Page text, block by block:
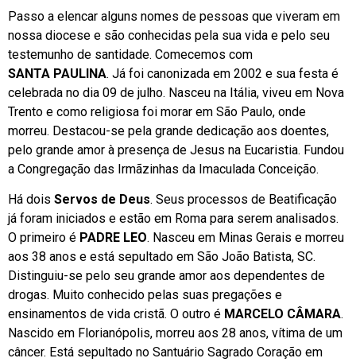
Passo a elencar alguns nomes de pessoas que viveram em
nossa diocese e são conhecidas pela sua vida e pelo seu
testemunho de santidade. Comecemos com
SANTA PAULINA. Já foi canonizada em 2002 e sua festa é
celebrada no dia 09 de julho. Nasceu na Itália, viveu em Nova
Trento e como religiosa foi morar em São Paulo, onde
morreu. Destacou-se pela grande dedicação aos doentes,
pelo grande amor à presença de Jesus na Eucaristia. Fundou
a Congregação das Irmãzinhas da Imaculada Conceição.
Há dois Servos de Deus. Seus processos de Beatificação
já foram iniciados e estão em Roma para serem analisados.
O primeiro é PADRE LEO. Nasceu em Minas Gerais e morreu
aos 38 anos e está sepultado em São João Batista, SC.
Distinguiu-se pelo seu grande amor aos dependentes de
drogas. Muito conhecido pelas suas pregações e
ensinamentos de vida cristã. O outro é MARCELO CÂMARA.
Nascido em Florianópolis, morreu aos 28 anos, vítima de um
câncer. Está sepultado no Santuário Sagrado Coração em